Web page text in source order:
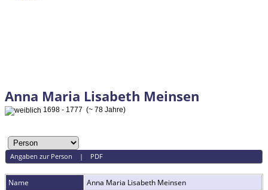
Anna Maria Lisabeth Meinsen
1698 - 1777 (~ 78 Jahre)
Angaben zur Person | PDF
Name Anna Maria Lisabeth Meinsen